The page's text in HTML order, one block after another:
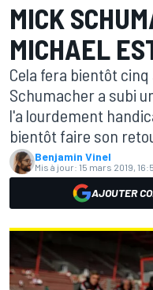
MICK
MICHAEL
Cela fera bientôt
Schumacher a subi
l'a lourdement
bientôt faire son
Benjamin Vinel
Mis à jour: 15 mars 2019,
AJOUTER